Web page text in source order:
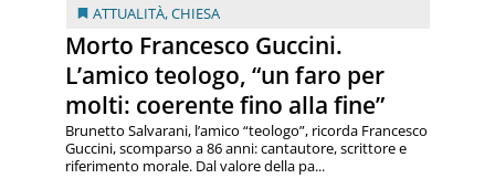
ATTUALITÀ,CHIESA
Morto Francesco Guccini.
L’amico teologo, “un faro per
molti: coerente fino alla fine”
Brunetto Salvarani, l’amico “teologo”, ricorda Francesco
Guccini, scomparso a 86 anni: cantautore, scrittore e
riferimento morale. Dal valore della pa...